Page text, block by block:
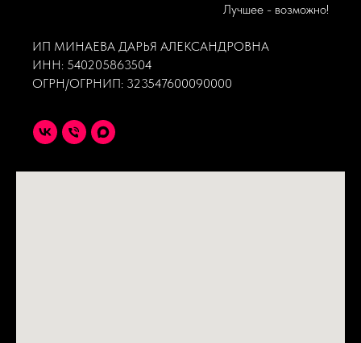
Лучшее - возможно!
ИП МИНАЕВА ДАРЬЯ АЛЕКСАНДРОВНА
ИНН: 540205863504
ОГРН/ОГРНИП: 323547600090000